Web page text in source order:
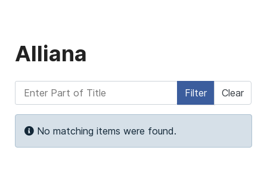
Alliana
Enter Part of Title Filter Clear
Info
No matching items were found.